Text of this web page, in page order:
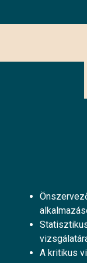
A kritikus